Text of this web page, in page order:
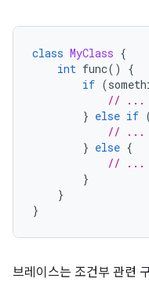
class MyClass {
int func()
{
if (
// ...
} else if
// ...
} else {
// ...
}
}
}
브레이스는 조건부 관련